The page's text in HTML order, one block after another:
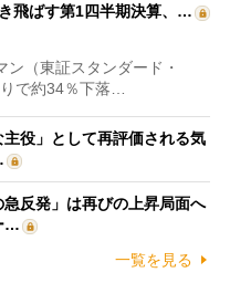
飛ばす第1四半期決算、…
（東証スタンダード・
で約34％下落…
役」として再評価される気
反発」は再びの上昇局面へ
…
一覧を見る